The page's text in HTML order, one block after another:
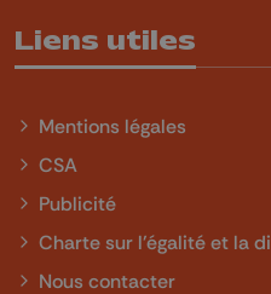
Liens utiles
Mentions légales
CSA
Publicité
Charte sur l'égalité et la
Nous contacter